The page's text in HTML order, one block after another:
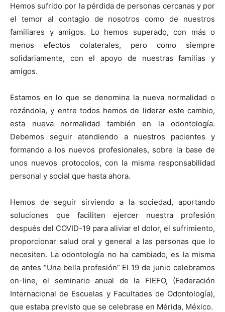
Hemos sufrido por la pérdida de personas cercanas y por
el temor al contagio de nosotros como de nuestros
familiares y amigos. Lo hemos superado, con más o
menos efectos colaterales, pero como siempre
solidariamente, con el apoyo de nuestras familias y
amigos.
Estamos en lo que se denomina la nueva normalidad o
rozándola, y entre todos hemos de liderar este cambio,
esta nueva normalidad también en la odontología.
Debemos seguir atendiendo a nuestros pacientes y
formando a los nuevos profesionales, sobre la base de
unos nuevos protocolos, con la misma responsabilidad
personal y social que hasta ahora.
Hemos de seguir sirviendo a la sociedad, aportando
soluciones que faciliten ejercer nuestra profesión
después del COVID-19 para aliviar el dolor, el sufrimiento,
proporcionar salud oral y general a las personas que lo
necesiten. La odontología no ha cambiado, es la misma
de antes “Una bella profesión” El 19 de junio celebramos
on-line, el seminario anual de la FIEFO, (Federación
Internacional de Escuelas y Facultades de Odontología),
que estaba previsto que se celebrase en Mérida, México.